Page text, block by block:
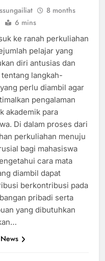
8 months
6 mins
ke ranah perkuliahan
pelajar yang
diri antusias dan
langkah-
perlu diambil agar
pengalaman
akademik para
Di dalam proses dari
perkuliahan menuju
bagi mahasiswa
cara mata
diambil dapat
berkontribusi pada
pribadi serta
yang dibutuhkan